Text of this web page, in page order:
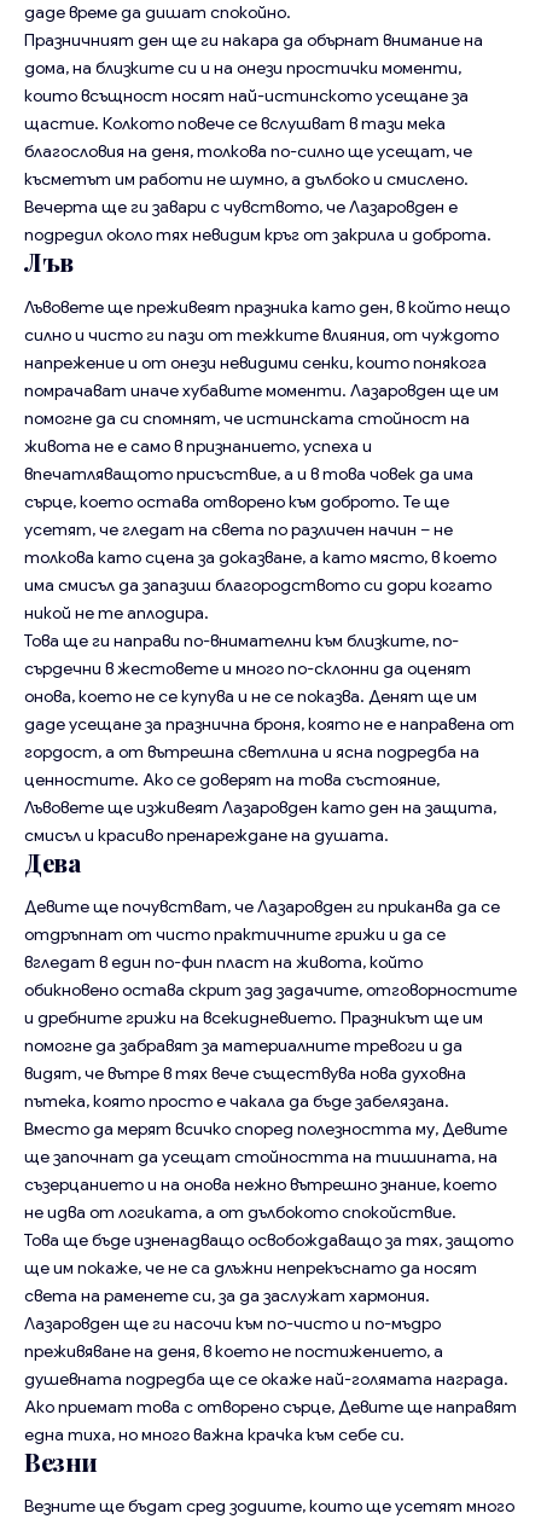
даде време да дишат спокойно.
Празничният ден ще ги накара да обърнат внимание на
дома, на близките си и на онези простички моменти,
които всъщност носят най-истинското усещане за
щастие. Колкото повече се вслушват в тази мека
благословия на деня, толкова по-силно ще усещат, че
късметът им работи не шумно, а дълбоко и смислено.
Вечерта ще ги завари с чувството, че Лазаровден е
подредил около тях невидим кръг от закрила и доброта.
Лъв
Лъвовете ще преживеят празника като ден, в който нещо
силно и чисто ги пази от тежките влияния, от чуждото
напрежение и от онези невидими сенки, които понякога
помрачават иначе хубавите моменти. Лазаровден ще им
помогне да си спомнят, че истинската стойност на
живота не е само в признанието, успеха и
впечатляващото присъствие, а и в това човек да има
сърце, което остава отворено към доброто. Те ще
усетят, че гледат на света по различен начин – не
толкова като сцена за доказване, а като място, в което
има смисъл да запазиш благородството си дори когато
никой не те аплодира.
Това ще ги направи по-внимателни към близките, по-
сърдечни в жестовете и много по-склонни да оценят
онова, което не се купува и не се показва. Денят ще им
даде усещане за празнична броня, която не е направена от
гордост, а от вътрешна светлина и ясна подредба на
ценностите. Ако се доверят на това състояние,
Лъвовете ще изживеят Лазаровден като ден на защита,
смисъл и красиво пренареждане на душата.
Дева
Девите ще почувстват, че Лазаровден ги приканва да се
отдръпнат от чисто практичните грижи и да се
вгледат в един по-фин пласт на живота, който
обикновено остава скрит зад задачите, отговорностите
и дребните грижи на всекидневието. Празникът ще им
помогне да забравят за материалните тревоги и да
видят, че вътре в тях вече съществува нова духовна
пътека, която просто е чакала да бъде забелязана.
Вместо да мерят всичко според полезността му, Девите
ще започнат да усещат стойността на тишината, на
съзерцанието и на онова нежно вътрешно знание, което
не идва от логиката, а от дълбокото спокойствие.
Това ще бъде изненадващо освобождаващо за тях, защото
ще им покаже, че не са длъжни непрекъснато да носят
света на раменете си, за да заслужат хармония.
Лазаровден ще ги насочи към по-чисто и по-мъдро
преживяване на деня, в което не постижението, а
душевната подредба ще се окаже най-голямата награда.
Ако приемат това с отворено сърце, Девите ще направят
една тиха, но много важна крачка към себе си.
Везни
Везните ще бъдат сред зодиите, които ще усетят много